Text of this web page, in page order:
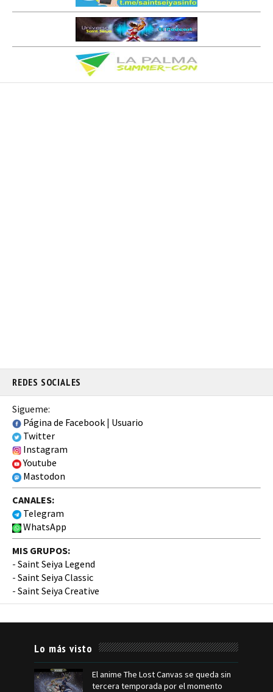
REDES SOCIALES
Sigueme:
Página de Facebook | Usuario
Twitter
Instagram
Youtube
Mastodon
CANALES:
Telegram
WhatsApp
MIS GRUPOS:
- Saint Seiya Legend
- Saint Seiya Classic
- Saint Seiya Creative
Lo más visto
El anime The Lost Canvas se queda sin
tercera temporada por el momento